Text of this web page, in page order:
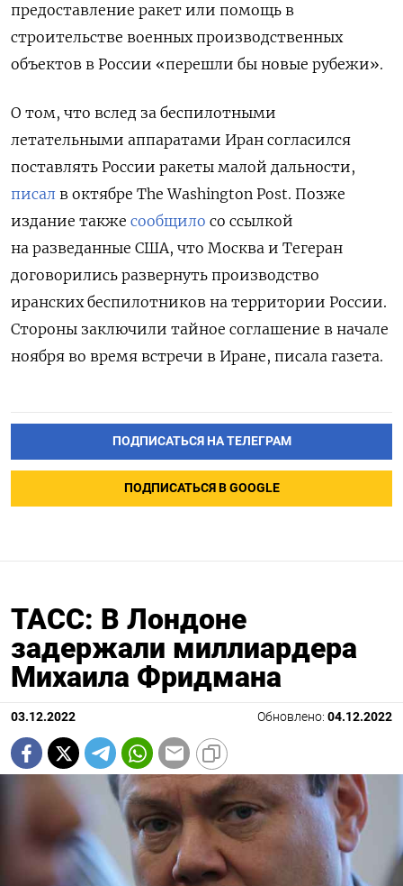
предоставление ракет или помощь в
строительстве военных производственных
объектов в России «перешли бы новые рубежи».
О том, что вслед за беспилотными
летательными аппаратами Иран согласился
поставлять России ракеты малой дальности,
писал в октябре The Washington Post. Позже
издание также сообщило со ссылкой
на разведанные США, что Москва и Тегеран
договорились развернуть производство
иранских беспилотников на территории России.
Стороны заключили тайное соглашение в начале
ноября во время встречи в Иране, писала газета.
ПОДПИСАТЬСЯ НА ТЕЛЕГРАМ
ПОДПИСАТЬСЯ В GOOGLE
ТАСС: В Лондоне
задержали миллиардера
Михаила Фридмана
03.12.2022 Обновлено: 04.12.2022